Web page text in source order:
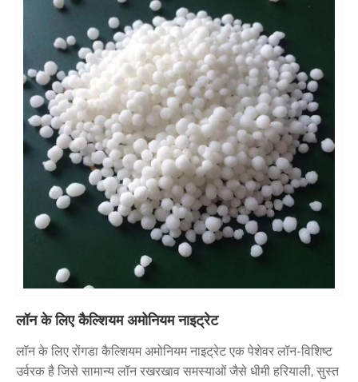
लॉन के लिए कैल्शियम अमोनियम नाइट्रेट
लॉन के लिए रोंगडा कैल्शियम अमोनियम नाइट्रेट एक पेशेवर लॉन-विशिष्ट
उर्वरक है जिसे सामान्य लॉन रखरखाव समस्याओं जैसे धीमी हरियाली, सुस्त